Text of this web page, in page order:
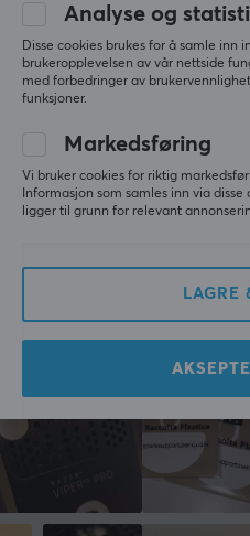
Perfekt
Super
Vis originalen
Mer fra vårt
Analyse og
Disse cookies brukes for å samle inn
brukeropplevelsen av vår nettside
med forbedringer av
funksjoner.
Markedsføring
Vi bruker cookies for riktig
Informasjon som samles inn via
ligger til grunn for relevant
LAGRE